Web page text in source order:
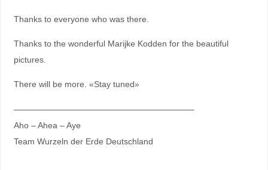
Thanks to everyone who was there.
Thanks to the wonderful Marijke Kodden for the beautiful
pictures.
There will be more. «Stay tuned»
—————————————————————–
Aho – Ahea – Aye
Team Wurzeln der Erde Deutschland